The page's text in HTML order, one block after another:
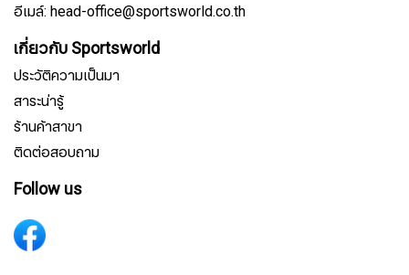
อีเมล์: head-office@sportsworld.co.th
เกี่ยวกับ Sportsworld
ประวัติความเป็นมา
สาระน่ารู้
ร้านค้าสาขา
ติดต่อสอบถาม
Follow us